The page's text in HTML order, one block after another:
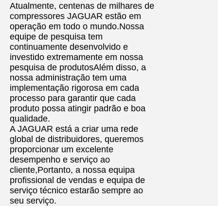
Atualmente, centenas de milhares de
compressores JAGUAR estão em
operação em todo o mundo.Nossa
equipe de pesquisa tem
continuamente desenvolvido e
investido extremamente em nossa
pesquisa de produtosAlém disso, a
nossa administração tem uma
implementação rigorosa em cada
processo para garantir que cada
produto possa atingir padrão e boa
qualidade.
A JAGUAR está a criar uma rede
global de distribuidores, queremos
proporcionar um excelente
desempenho e serviço ao
cliente,Portanto, a nossa equipa
profissional de vendas e equipa de
serviço técnico estarão sempre ao
seu serviço.